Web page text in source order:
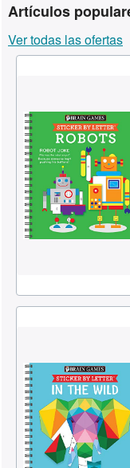
Libros antiguos
Arte y coleccionismo
Comenzar a vender
Ayuda
Artículos
Ver todas las ofertas